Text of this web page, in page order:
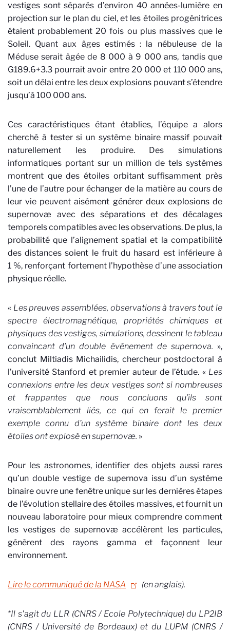
vestiges sont séparés d’environ 40 années-lumière en
projection sur le plan du ciel, et les étoiles progénitrices
étaient probablement 20 fois ou plus massives que le
Soleil. Quant aux âges estimés : la nébuleuse de la
Méduse serait âgée de 8 000 à 9 000 ans, tandis que
G189.6+3.3 pourrait avoir entre 20 000 et 110 000 ans,
soit un délai entre les deux explosions pouvant s’étendre
jusqu’à 100 000 ans.
Ces caractéristiques étant établies, l’équipe a alors
cherché à tester si un système binaire massif pouvait
naturellement les produire. Des simulations
informatiques portant sur un million de tels systèmes
montrent que des étoiles orbitant suffisamment près
l’une de l’autre pour échanger de la matière au cours de
leur vie peuvent aisément générer deux explosions de
supernovæ avec des séparations et des décalages
temporels compatibles avec les observations. De plus, la
probabilité que l’alignement spatial et la compatibilité
des distances soient le fruit du hasard est inférieure à
1 %, renforçant fortement l’hypothèse d’une association
physique réelle.
« Les preuves assemblées, observations à travers tout le
spectre électromagnétique, propriétés chimiques et
physiques des vestiges, simulations, dessinent le tableau
convaincant d’un double événement de supernova. »,
conclut Miltiadis Michailidis, chercheur postdoctoral à
l’université Stanford et premier auteur de l’étude. « Les
connexions entre les deux vestiges sont si nombreuses
et frappantes que nous concluons qu’ils sont
vraisemblablement liés, ce qui en ferait le premier
exemple connu d’un système binaire dont les deux
étoiles ont explosé en supernovæ. »
Pour les astronomes, identifier des objets aussi rares
qu’un double vestige de supernova issu d’un système
binaire ouvre une fenêtre unique sur les dernières étapes
de l’évolution stellaire des étoiles massives, et fournit un
nouveau laboratoire pour mieux comprendre comment
les vestiges de supernovæ accélèrent les particules,
génèrent des rayons gamma et façonnent leur
environnement.
Lire le communiqué de la NASA (en anglais).
*Il s'agit du LLR (CNRS / Ecole Polytechnique) du LP2IB
(CNRS / Université de Bordeaux) et du LUPM (CNRS /